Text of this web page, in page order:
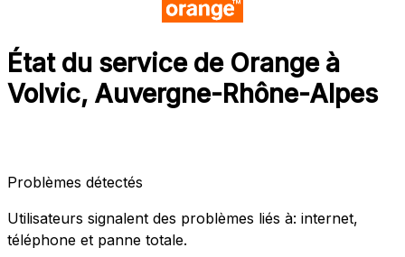
État du service de Orange à
Volvic, Auvergne-Rhône-Alpes
Problèmes détectés
Utilisateurs signalent des problèmes liés à: internet,
téléphone et panne totale.